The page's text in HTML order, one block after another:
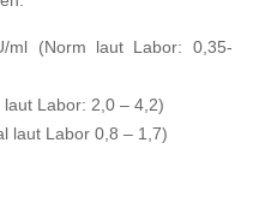
ml (Norm laut Labor: 0,35-
Labor: 2,0 – 4,2)
laut Labor 0,8 – 1,7)